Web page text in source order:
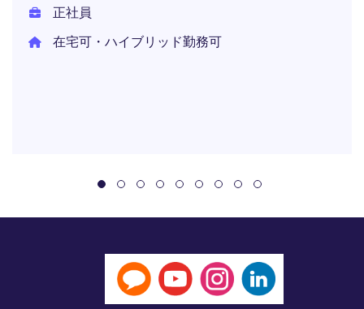
正社員
在宅可・ハイブリッド勤務可